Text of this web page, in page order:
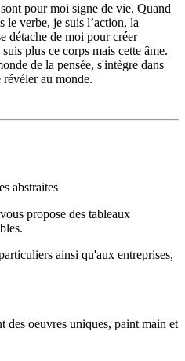
pour moi signe de vie. Quand
le verbe, je suis l’action, la
détache de moi pour créer
plus ce corps mais cette âme.
de la pensée, s'intègre dans
au monde.
abstraites
propose des tableaux
ainsi qu'aux entreprises,